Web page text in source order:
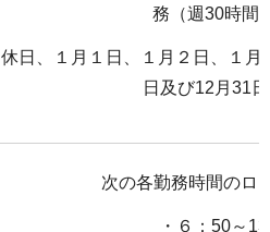
務（週30時間
休日、１月１日、１月２日、１
日及び12月31
次の各勤務時間のロ
・６：50～